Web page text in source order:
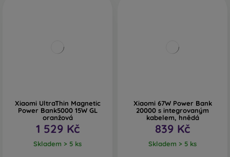
Xiaomi UltraThin Magnetic
Power Bank5000 15W GL
oranžová
1 529 Kč
Skladem > 5 ks
Xiaomi 67W Power Bank
20000 s integrovaným
kabelem, hnědá
839 Kč
Skladem > 5 ks